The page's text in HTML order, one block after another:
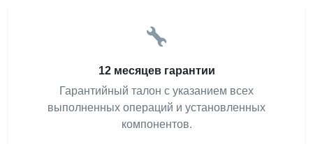
12 месяцев гарантии
Гарантийный талон с указанием всех
выполненных операций и установленных
компонентов.